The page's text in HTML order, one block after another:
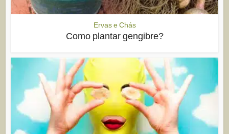
Ervas e Chás
Como plantar gengibre?